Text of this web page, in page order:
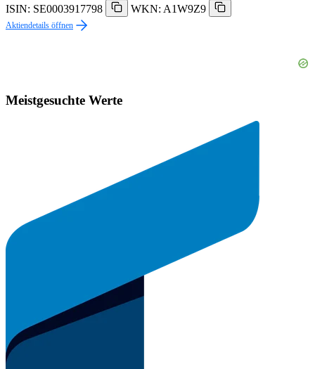
ISIN: SE0003917798
WKN: A1W9Z9
Aktiendetails öffnen
Meistgesuchte Werte